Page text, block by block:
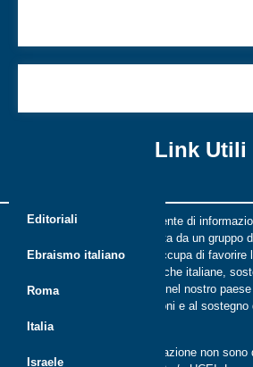
Link Utili
Editoriali
Ebraismo italiano
Roma
Italia
Israele
Riflessi è una rivista indipendente di
periodica, digitale e on line nata da un gruppo
ebraica di Roma. Riflessi si occupa di favorire
il dialogo tra le comunità ebraiche italiane,
promuovere la cultura ebraica nel nostro
crescita delle nuove generazioni e al sostegno
italiano.
Le opinioni espresse dalla redazione non sono